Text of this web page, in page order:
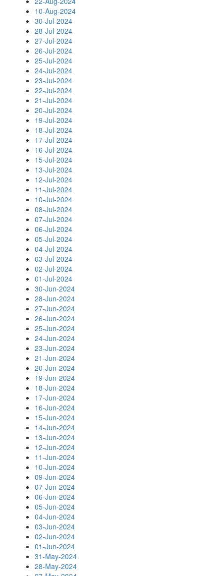
10-Aug-2024
30-Jul-2024
28-Jul-2024
27-Jul-2024
26-Jul-2024
25-Jul-2024
24-Jul-2024
23-Jul-2024
22-Jul-2024
21-Jul-2024
20-Jul-2024
19-Jul-2024
18-Jul-2024
17-Jul-2024
16-Jul-2024
15-Jul-2024
13-Jul-2024
12-Jul-2024
11-Jul-2024
10-Jul-2024
08-Jul-2024
07-Jul-2024
06-Jul-2024
05-Jul-2024
04-Jul-2024
03-Jul-2024
02-Jul-2024
01-Jul-2024
30-Jun-2024
28-Jun-2024
27-Jun-2024
26-Jun-2024
25-Jun-2024
24-Jun-2024
23-Jun-2024
21-Jun-2024
20-Jun-2024
19-Jun-2024
18-Jun-2024
17-Jun-2024
16-Jun-2024
15-Jun-2024
14-Jun-2024
13-Jun-2024
12-Jun-2024
11-Jun-2024
10-Jun-2024
09-Jun-2024
07-Jun-2024
06-Jun-2024
05-Jun-2024
04-Jun-2024
03-Jun-2024
02-Jun-2024
01-Jun-2024
31-May-2024
28-May-2024